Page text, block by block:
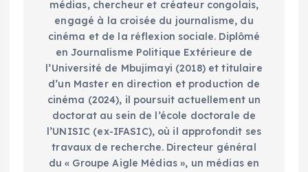
médias, chercheur et créateur congolais,
engagé à la croisée du journalisme, du
cinéma et de la réflexion sociale. Diplômé
en Journalisme Politique Extérieure de
l’Université de Mbujimayi (2018) et titulaire
d’un Master en direction et production de
cinéma (2024), il poursuit actuellement un
doctorat au sein de l’école doctorale de
l’UNISIC (ex-IFASIC), où il approfondit ses
travaux de recherche. Directeur général
du « Groupe Aigle Médias », un médias en